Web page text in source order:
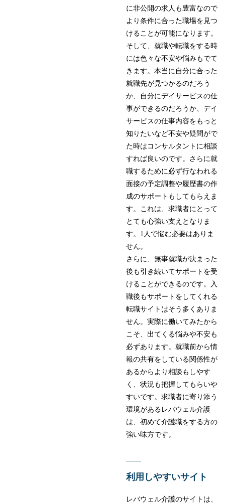
に非公開の求人も豊富なので
より条件に合った職場を見つ
けることが可能になります。
そして、就職や転職をする時
には色々な不安や悩みもでて
きます。本当に自分に合った
就職先が見つかるのだろう
か、自分にデイサービスの仕
事ができるのだろうか、デイ
サービスの仕事内容をもっと
知りたいなど不安や疑問がで
た時はコンサルタントに相談
すれば良いのです。さらに就
職するために必ず行なわれる
面接の予定調整や履歴書の作
成のサポートもしてもらえま
す。これは、求職者にとって
とても心強い支えとなりま
す。1人で悩む必要はありま
せん。
さらに、無事就職が決まった
後も引き続いてサポートを受
けることができるのです。入
職後もサポートをしてくれる
転職サイトはそう多くありま
せん。実際に働いてみたから
こそ、出てくる悩みや不安も
必ずあります。就職前から情
報の共有をしている関係性が
あるからより相談もしやす
く、状況も把握してもらいや
すいです。求職者に寄り添う
環境があるレバウェル介護
は、初めて介護職をする方の
強い味方です。
利用しやすいサイト
レバウェル介護のサイトは、